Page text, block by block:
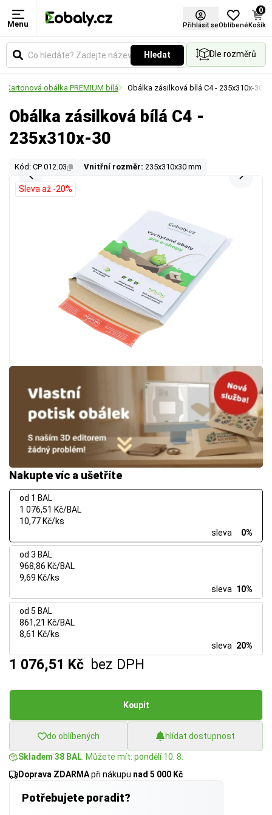
Menu Přihlásit seOblíbené
0
Košík
Hledat Dle rozměrů
Kartonová obálka PREMIUM bílá Obálka zásilková bílá C4 - 235x310x-30
Obálka zásilková bílá C4 -
235x310x-30
Kód: CP 012.03 Vnitřní rozměr: 235x310x30 mm
Nakupte víc a ušetříte
od 1 BAL
1 076,51 Kč/BAL
10,77 Kč/ks
sleva
0%
od 3 BAL
968,86 Kč/BAL
9,69 Kč/ks
sleva 10%
od 5 BAL
861,21 Kč/BAL
8,61 Kč/ks
sleva 20%
1 076,51 Kč bez DPH
Koupit
do oblíbených hlídat dostupnost
Skladem 38 BAL . Můžete mít: pondělí 10. 8.
Doprava ZDARMApři nákupu nad 5 000 Kč
Potřebujete poradit?
Sleva až -20%